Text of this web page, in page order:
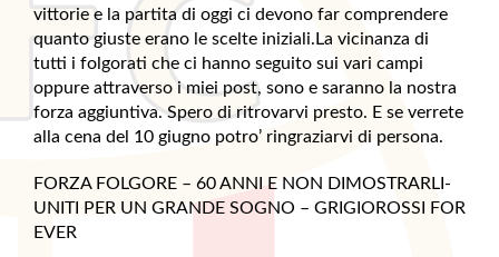
vittorie e la partita di oggi ci devono far comprendere
quanto giuste erano le scelte iniziali.La vicinanza di
tutti i folgorati che ci hanno seguito sui vari campi
oppure attraverso i miei post, sono e saranno la nostra
forza aggiuntiva. Spero di ritrovarvi presto. E se verrete
alla cena del 10 giugno potro’ ringraziarvi di persona.
FORZA FOLGORE – 60 ANNI E NON DIMOSTRARLI-
UNITI PER UN GRANDE SOGNO – GRIGIOROSSI FOR
EVER